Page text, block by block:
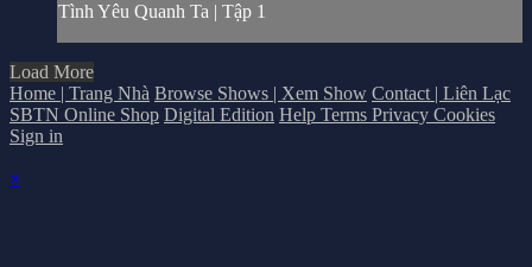
Tình Yêu Quanh Ta | Tập 1
Load More
Home | Trang Nhà Browse Shows | Xem Show Contact | Liên Lạc
SBTN Online Shop Digital Edition Help Terms Privacy Cookies
Sign in
×